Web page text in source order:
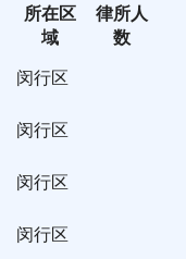
所在区
域
律所人
数
闵行区
闵行区
闵行区
闵行区